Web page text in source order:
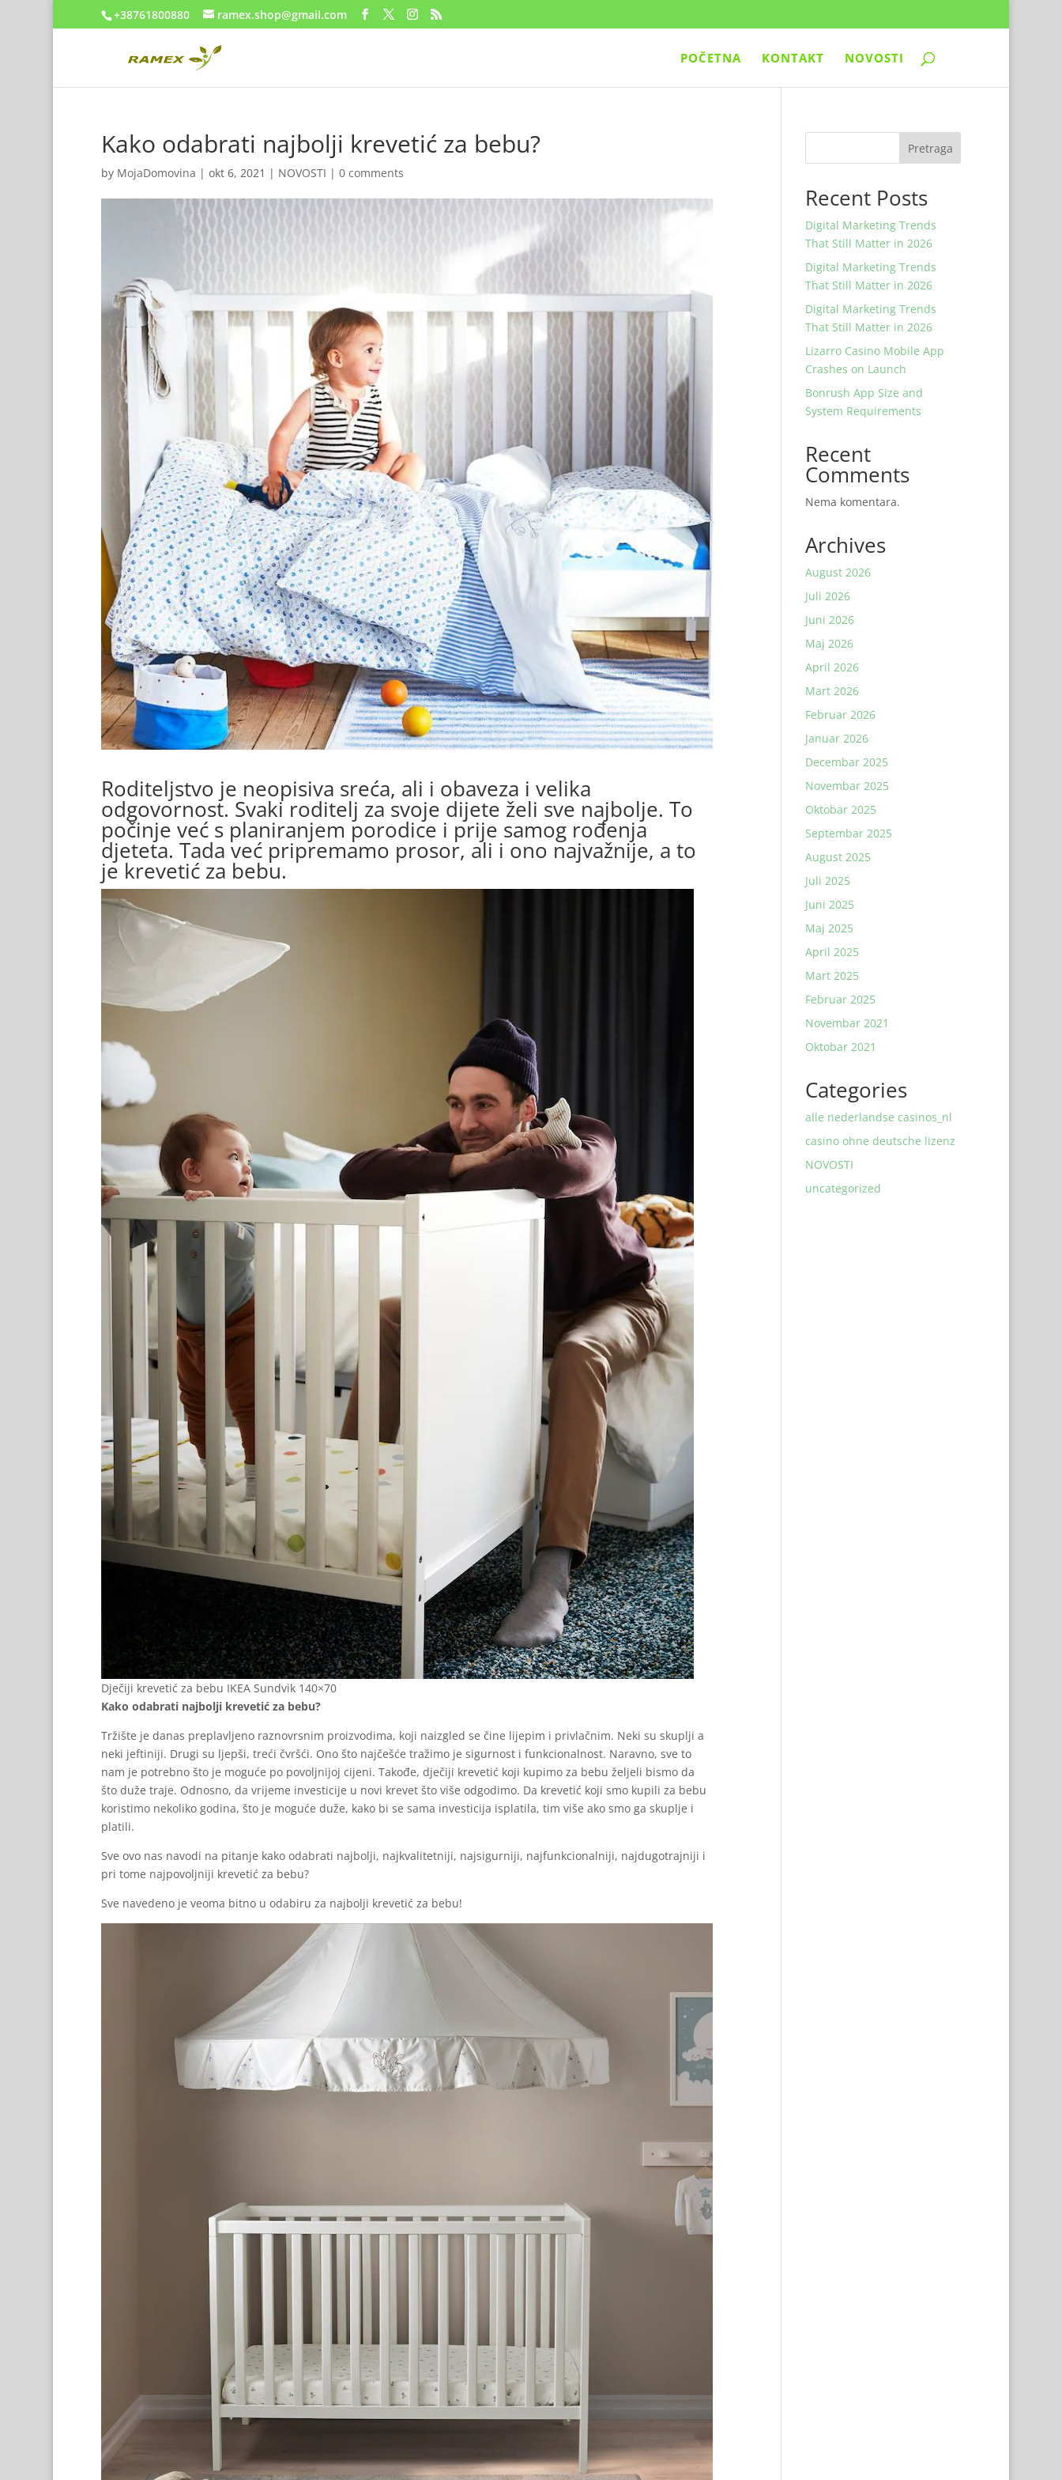
+38761800880 ramex.shop@gmail.com
POČETNA KONTAKT NOVOSTI
Kako odabrati najbolji krevetić za bebu?
by MojaDomovina | okt 6, 2021 | NOVOSTI | 0 comments
Roditeljstvo je neopisiva sreća, ali i obaveza i velika
odgovornost. Svaki roditelj za svoje dijete želi sve najbolje. To
počinje već s planiranjem porodice i prije samog rođenja
djeteta. Tada već pripremamo prosor, ali i ono najvažnije, a to
je krevetić za bebu.
Dječiji krevetić za bebu IKEA Sundvik 140×70
Kako odabrati najbolji krevetić za bebu?
Tržište je danas preplavljeno raznovrsnim proizvodima, koji naizgled se čine lijepim i privlačnim. Neki su skuplji a
neki jeftiniji. Drugi su ljepši, treći čvršći. Ono što najčešće tražimo je sigurnost i funkcionalnost. Naravno, sve to
nam je potrebno što je moguće po povoljnijoj cijeni. Takođe, dječiji krevetić koji kupimo za bebu željeli bismo da
što duže traje. Odnosno, da vrijeme investicije u novi krevet što više odgodimo. Da krevetić koji smo kupili za bebu
koristimo nekoliko godina, što je moguće duže, kako bi se sama investicija isplatila, tim više ako smo ga skuplje i
platili.
Sve ovo nas navodi na pitanje kako odabrati najbolji, najkvalitetniji, najsigurniji, najfunkcionalniji, najdugotrajniji i
pri tome najpovoljniji krevetić za bebu?
Sve navedeno je veoma bitno u odabiru za najbolji krevetić za bebu!
Pretraga
Recent Posts
Digital Marketing Trends
That Still Matter in 2026
Digital Marketing Trends
That Still Matter in 2026
Digital Marketing Trends
That Still Matter in 2026
Lizarro Casino Mobile App
Crashes on Launch
Bonrush App Size and
System Requirements
Recent
Comments
Nema komentara.
Archives
August 2026
Juli 2026
Juni 2026
Maj 2026
April 2026
Mart 2026
Februar 2026
Januar 2026
Decembar 2025
Novembar 2025
Oktobar 2025
Septembar 2025
August 2025
Juli 2025
Juni 2025
Maj 2025
April 2025
Mart 2025
Februar 2025
Novembar 2021
Oktobar 2021
Categories
alle nederlandse casinos_nl
casino ohne deutsche lizenz
NOVOSTI
uncategorized